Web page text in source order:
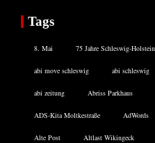
Tags
8. Mai 75 Jahre Schleswig-Holstein
abi move schleswig abi schleswig
abi zeitung Abriss Parkhaus
ADS-Kita Moltkestraße AdWords
Alte Post Altlast Wikingeck